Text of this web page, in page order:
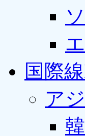
国際
ア